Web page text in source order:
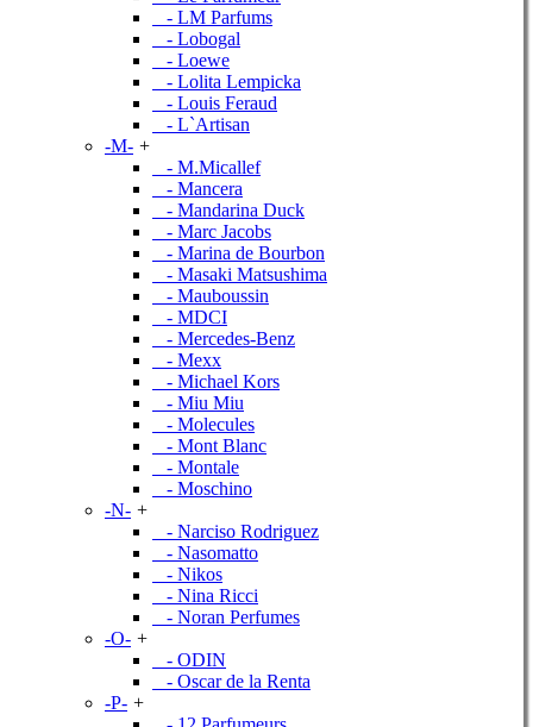
- LM Parfums
- Lobogal
- Loewe
- Lolita Lempicka
- Louis Feraud
- L`Artisan
-M- +
- M.Micallef
- Mancera
- Mandarina Duck
- Marc Jacobs
- Marina de Bourbon
- Masaki Matsushima
- Mauboussin
- MDCI
- Mercedes-Benz
- Mexx
- Michael Kors
- Miu Miu
- Molecules
- Mont Blanc
- Montale
- Moschino
-N- +
- Narciso Rodriguez
- Nasomatto
- Nikos
- Nina Ricci
- Noran Perfumes
-O- +
- ODIN
- Oscar de la Renta
-P- +